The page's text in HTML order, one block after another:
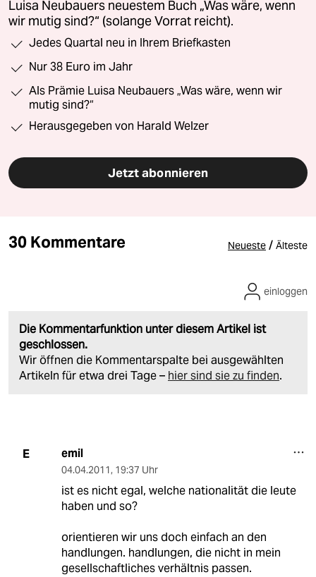
Luisa Neubauers neuestem Buch „Was wäre, wenn
wir mutig sind?“ (solange Vorrat reicht).
Jedes Quartal neu in Ihrem Briefkasten
Nur 38 Euro im Jahr
Als Prämie Luisa Neubauers „Was wäre, wenn wir
mutig sind?“
Herausgegeben von Harald Welzer
Jetzt abonnieren
30 Kommentare Neueste / Älteste
Die Kommentarfunktion unter diesem Artikel ist
geschlossen.
Wir öffnen die Kommentarspalte bei ausgewählten
Artikeln für etwa drei Tage – hier sind sie zu finden.
einloggen
E emil
04.04.2011, 19:37 Uhr
ist es nicht egal, welche nationalität die leute
haben und so?
orientieren wir uns doch einfach an den
handlungen. handlungen, die nicht in mein
gesellschaftliches verhältnis passen.